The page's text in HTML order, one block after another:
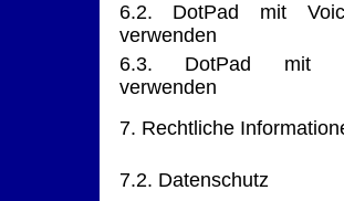
6.2. DotPad mit
verwenden
6.3. DotPad mit
verwenden
7. Rechtliche
7.2. Datenschutz